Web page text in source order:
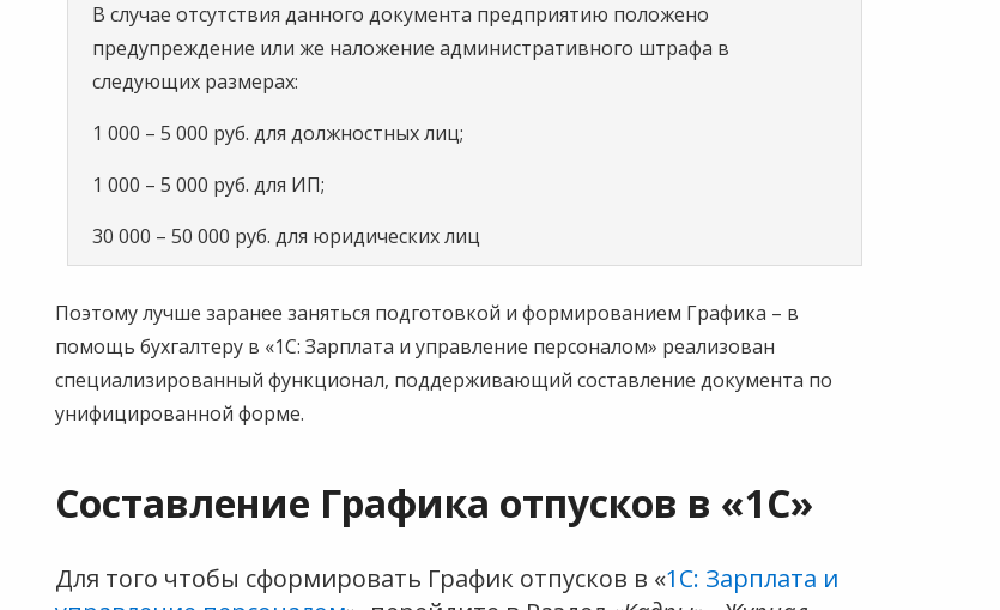
В случае отсутствия данного документа предприятию положено
предупреждение или же наложение административного штрафа в
следующих размерах:
1 000 – 5 000 руб. для должностных лиц;
1 000 – 5 000 руб. для ИП;
30 000 – 50 000 руб. для юридических лиц
Поэтому лучше заранее заняться подготовкой и формированием Графика – в
помощь бухгалтеру в «1С: Зарплата и управление персоналом» реализован
специализированный функционал, поддерживающий составление документа по
унифицированной форме.
Составление Графика отпусков в «1С»
Для того чтобы сформировать График отпусков в «1С: Зарплата и